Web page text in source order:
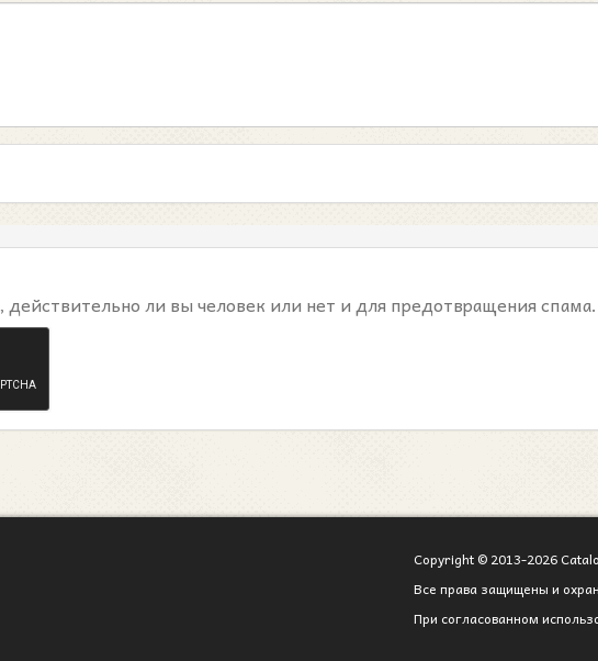
ли вы человек или нет и для предотвращения спама.
Copyright © 2013-2026
Все права защищены и
При согласованном